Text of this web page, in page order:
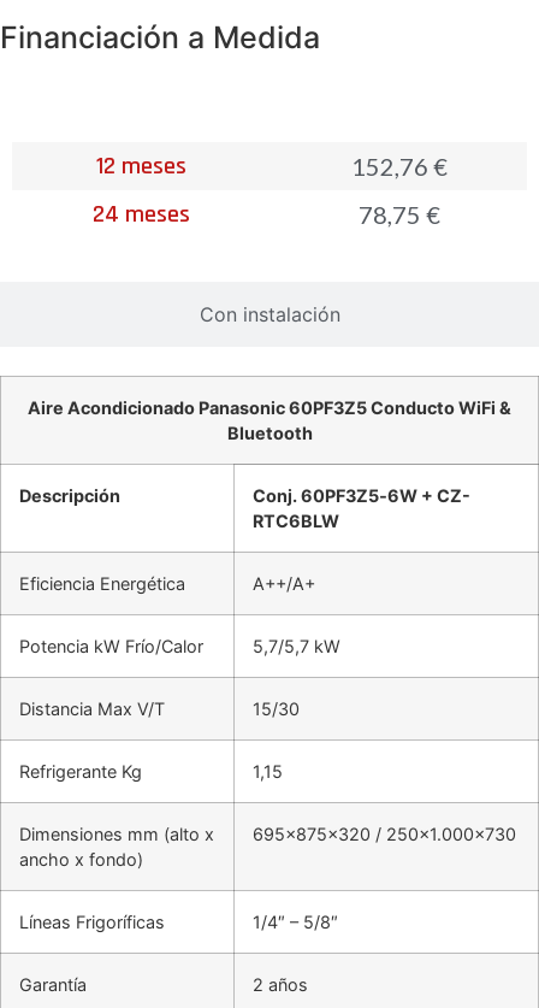
Financiación a Medida
Con instalación
12 meses 152,76 €
24 meses 78,75 €
Aire Acondicionado Panasonic 60PF3Z5 Conducto WiFi &
Bluetooth
Descripción
Conj. 60PF3Z5‐6W + CZ-
RTC6BLW
Eficiencia Energética A++/A+
Potencia kW Frío/Calor 5,7/5,7 kW
Distancia Max V/T 15/30
Refrigerante Kg 1,15
Dimensiones mm (alto x
ancho x fondo)
695x875x320 / 250×1.000×730
Líneas Frigoríficas 1/4″ – 5/8″
Garantía 2 años